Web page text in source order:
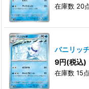
在庫数 20
バニリッ
9円(税込)
在庫数 15点